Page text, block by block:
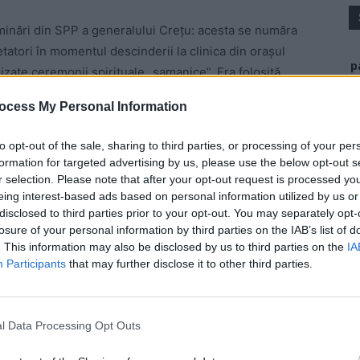
My Personal Information
opt-out of the sale, sharing to third parties, or processing of your
for targeted advertising by us, please use the below opt-out
selection. Please note that after your opt-out request is processed
interest-based ads based on personal information utilized by us
to third parties prior to your opt-out. You may separately
of your personal information by third parties on the IAB’s list of
This information may also be disclosed by us to third parties on the
Participants that may further disclose it to other third parties.
Data Processing Opt Outs
din SPP a generalului Crețu: acesta se număra
în momentul descinderii la clinica din orașul
ceremonii spirituale „șamanice”. Era folosită
amerindiene și care are ca bază DMT
endogenă, care produce puternice halucinaţii
- Advertisement -